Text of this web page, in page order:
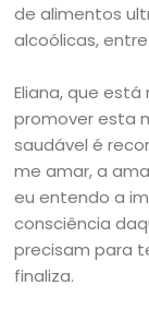
de alimentos
alcoólicas,
Eliana, que
promover esta
saudável é
me amar, a
eu entendo a
consciência
precisam para
finaliza.